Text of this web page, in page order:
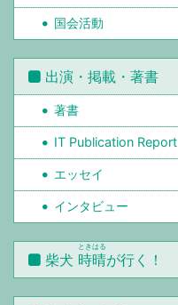
国会活動
出演・掲載・著書
著書
IT Publication Report
エッセイ
インタビュー
柴犬 時晴
ときはる
が行く！